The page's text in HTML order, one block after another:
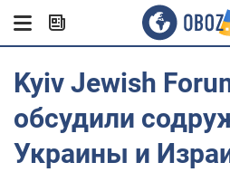
Kyiv Jewish
обсудили
Украины и